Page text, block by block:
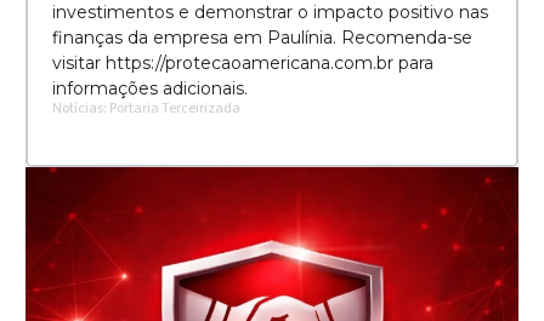
investimentos e demonstrar o impacto positivo nas
finanças da empresa em Paulínia. Recomenda-se
visitar https://protecaoamericana.com.br para
informações adicionais.
Notícias: Portaria Terceirizada